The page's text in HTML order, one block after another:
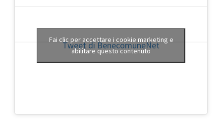
Tweet di BenecomuneNet
Fai clic per accettare i cookie marketing e
abilitare questo contenuto